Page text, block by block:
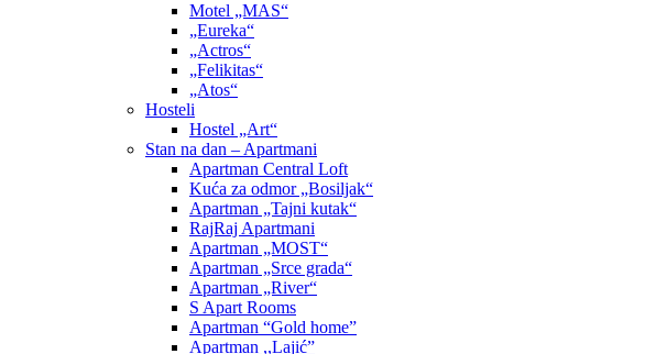
Motel „MAS“
„Eureka“
„Actros“
„Felikitas“
„Atos“
Hosteli
Hostel „Art“
Stan na dan – Apartmani
Apartman Central Loft
Kuća za odmor „Bosiljak“
Apartman „Tajni kutak“
RajRaj Apartmani
Apartman „MOST“
Apartman „Srce grada“
Apartman „River“
S Apart Rooms
Apartman “Gold home”
Apartman ,,Lajić”